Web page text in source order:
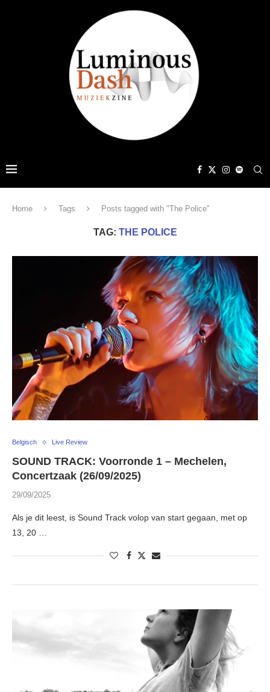
Home Tags Posts tagged with "The Police"
TAG: THE POLICE
Belgisch Live Review
SOUND TRACK: Voorronde 1 – Mechelen,
Concertzaak (26/09/2025)
29/09/2025
Als je dit leest, is Sound Track volop van start gegaan, met op
13, 20 …